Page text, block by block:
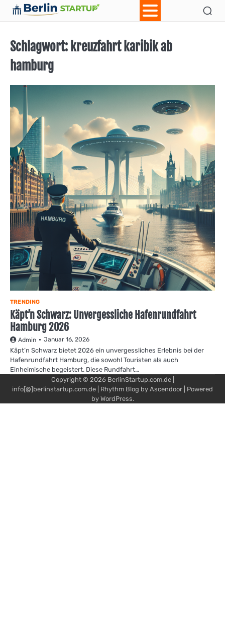
Skip
Schlagwort: kreuzfahrt karibik ab
hamburg
TRENDING
Käpt’n Schwarz: Unvergessliche Hafenrundfahrt
Hamburg 2026
Admin Januar 16, 2026
Käpt’n Schwarz bietet 2026 ein unvergessliches Erlebnis bei der
Hafenrundfahrt Hamburg, die sowohl Touristen als auch
Einheimische begeistert. Diese Rundfahrt…
Copyright © 2026 BerlinStartup.com.de|
info[@]berlinstartup.com.de | Rhythm Blog by Ascendoor | Powered
by WordPress.